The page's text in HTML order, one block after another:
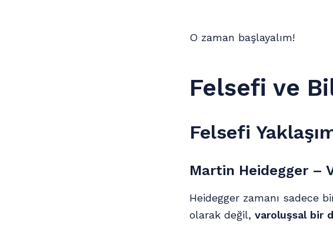
O zaman başlayalım!
Felsefi ve
Felsefi
Martin Heidegger –
Heidegger zamanı sadece
olarak değil, varoluşsal bir